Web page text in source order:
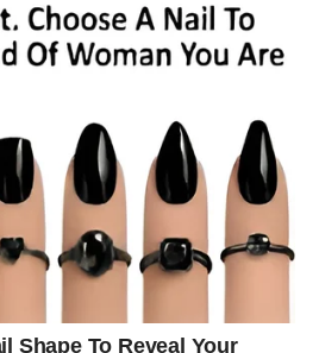
i mirni trenuci.
važnu poslovnu saradnju ili
posao koji ste ranije potcjenjivali.
veliko obilje